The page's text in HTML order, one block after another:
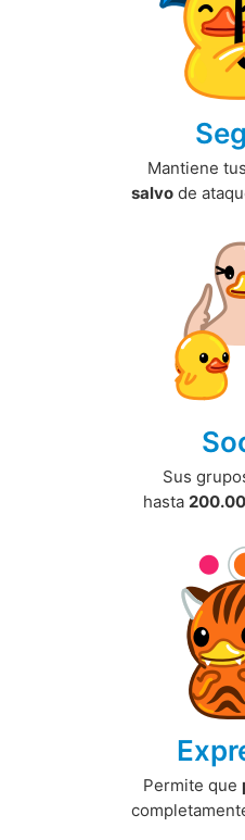
Mantiene
salvode
Sus
hasta
Permite que